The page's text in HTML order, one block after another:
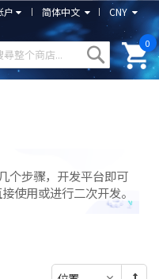
CNY
简体中文
户
0
个步骤，开发平台即可
使用或进行二次开发。